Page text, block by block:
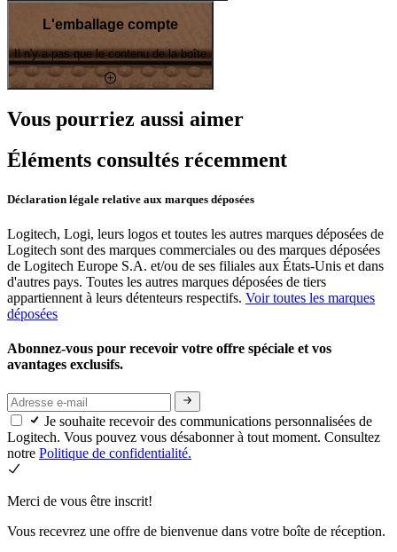
L'emballage compte
Il n'y a pas que le contenu de la boîte
Vous pourriez aussi aimer
Éléments consultés récemment
Déclaration légale relative aux marques déposées
Logitech, Logi, leurs logos et toutes les autres marques déposées de
Logitech sont des marques commerciales ou des marques déposées
de Logitech Europe S.A. et/ou de ses filiales aux États-Unis et dans
d'autres pays. Toutes les autres marques déposées de tiers
appartiennent à leurs détenteurs respectifs. Voir toutes les marques
déposées
Abonnez-vous pour recevoir votre offre spéciale et vos
avantages exclusifs.
Je souhaite recevoir des communications personnalisées de
Logitech. Vous pouvez vous désabonner à tout moment. Consultez
notre Politique de confidentialité.
Merci de vous être inscrit!
Vous recevrez une offre de bienvenue dans votre boîte de réception.